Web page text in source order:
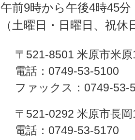
午前9時から午後4時45分
（土曜日・日曜日、祝
〒521-8501 米原市米
電話：0749-53-5100
ファックス：0749-53-
〒521-0292 米原市長
電話：0749-53-5170